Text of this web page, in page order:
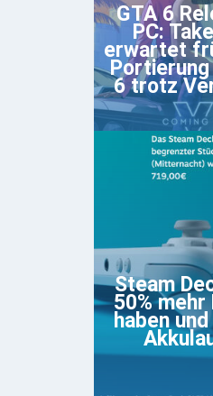
GTA 6
PC:
erwartet
Portierung
6 trotz
Steam
50% mehr
haben